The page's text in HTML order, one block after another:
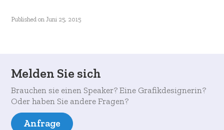
Published on Juni 25, 2015
Melden Sie sich
Brauchen sie einen Speaker? Eine Grafikdesignerin?
Oder haben Sie andere Fragen?
Anfrage